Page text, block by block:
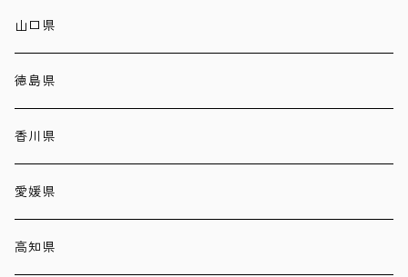
山口県
徳島県
香川県
愛媛県
高知県